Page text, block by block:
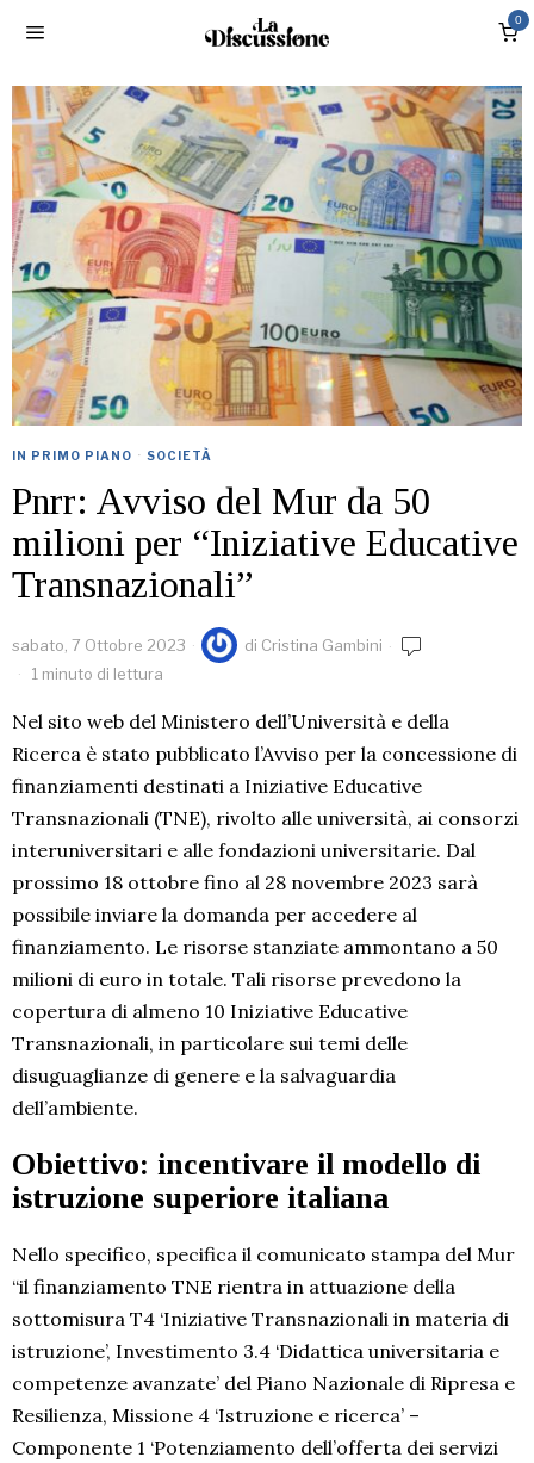
0
IN PRIMO PIANO · SOCIETÀ
Pnrr: Avviso del Mur da 50
milioni per “Iniziative Educative
Transnazionali”
sabato, 7 Ottobre 2023 di Cristina Gambini
1 minuto di lettura
Nel sito web del Ministero dell’Università e della
Ricerca è stato pubblicato l’Avviso per la concessione di
finanziamenti destinati a Iniziative Educative
Transnazionali (TNE), rivolto alle università, ai consorzi
interuniversitari e alle fondazioni universitarie. Dal
prossimo 18 ottobre fino al 28 novembre 2023 sarà
possibile inviare la domanda per accedere al
finanziamento. Le risorse stanziate ammontano a 50
milioni di euro in totale. Tali risorse prevedono la
copertura di almeno 10 Iniziative Educative
Transnazionali, in particolare sui temi delle
disuguaglianze di genere e la salvaguardia
dell’ambiente.
Obiettivo: incentivare il modello di
istruzione superiore italiana
Nello specifico, specifica il comunicato stampa del Mur
“il finanziamento TNE rientra in attuazione della
sottomisura T4 ‘Iniziative Transnazionali in materia di
istruzione’, Investimento 3.4 ‘Didattica universitaria e
competenze avanzate’ del Piano Nazionale di Ripresa e
Resilienza, Missione 4 ‘Istruzione e ricerca’ –
Componente 1 ‘Potenziamento dell’offerta dei servizi